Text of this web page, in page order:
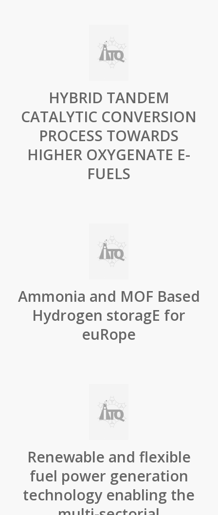
HYBRID TANDEM
CATALYTIC CONVERSION
PROCESS TOWARDS
HIGHER OXYGENATE E-
FUELS
Ammonia and MOF Based
Hydrogen storagE for
euRope
Renewable and flexible
fuel power generation
technology enabling the